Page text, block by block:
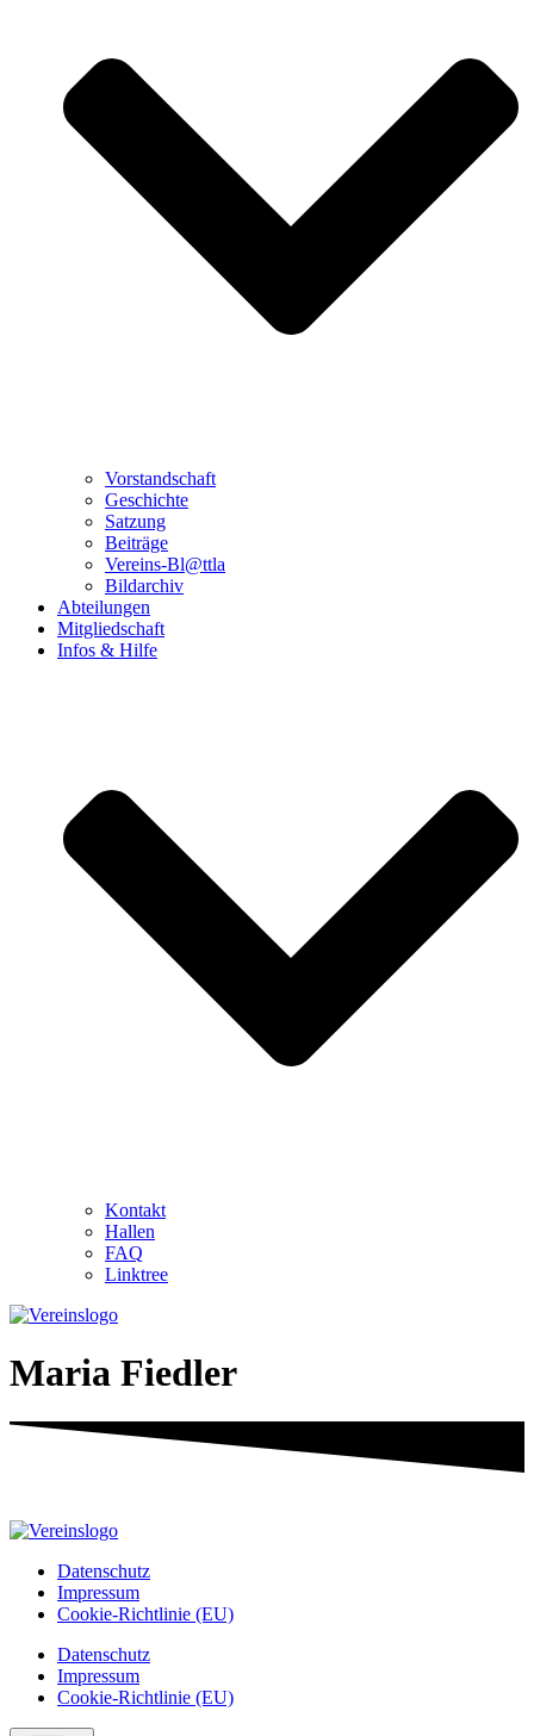
Vorstandschaft
Geschichte
Satzung
Beiträge
Vereins-Bl@ttla
Bildarchiv
Abteilungen
Mitgliedschaft
Infos & Hilfe
Kontakt
Hallen
FAQ
Linktree
Maria Fiedler
Datenschutz
Impressum
Cookie-Richtlinie (EU)
Datenschutz
Impressum
Cookie-Richtlinie (EU)